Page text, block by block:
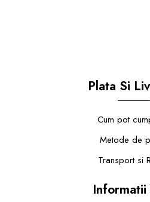
Plata Si
Cum pot
Metode de
Transport si
Informatii